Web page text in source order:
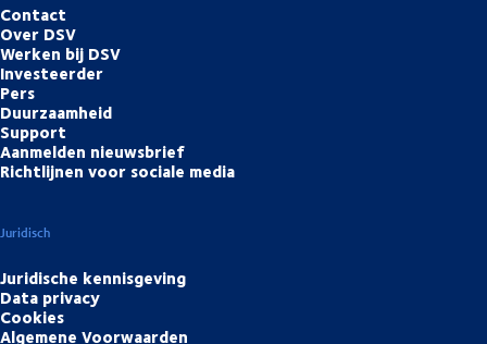
Contact
Over DSV
Werken bij DSV
Investeerder
Pers
Duurzaamheid
Support
Aanmelden nieuwsbrief
Richtlijnen voor sociale media
Juridisch
Juridische kennisgeving
Data privacy
Cookies
Algemene Voorwaarden